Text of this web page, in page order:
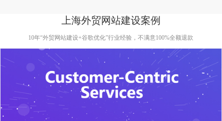
上海外贸网站建设案例
10年“外贸网站建设+谷歌优化”行业经验，不满意100%全额退款